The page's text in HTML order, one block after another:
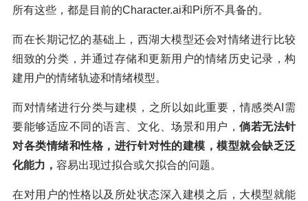
所有这些，都是目前的Character.ai和Pi所不具备的。
而在长期记忆的基础上，西湖大模型还会对情绪进行比较
细致的分类，并通过存储和更新用户的情绪历史记录，构
建用户的情绪轨迹和情绪模型。
而对情绪进行分类与建模，之所以如此重要，情感类AI需
要能够适应不同的语言、文化、场景和用户， 倘若无法针
对各类情绪和性格，进行针对性的建模，模型就会缺乏泛
化能力， 容易出现过拟合或欠拟合的问题。
在对用户的性格以及所处状态深入建模之后，大模型就能